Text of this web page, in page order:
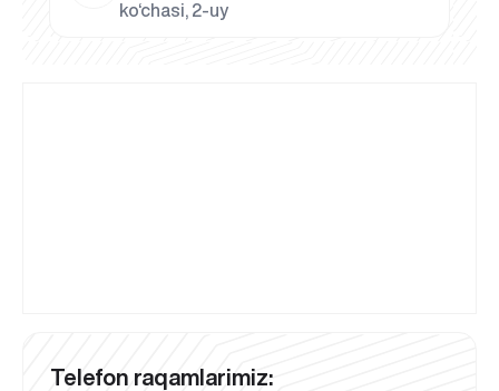
ko‘chasi, 2-uy
Telefon raqamlarimiz: